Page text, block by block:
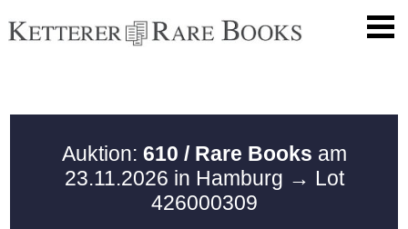
Auktion: 610 / Rare Books am
23.11.2026 in Hamburg → Lot
426000309